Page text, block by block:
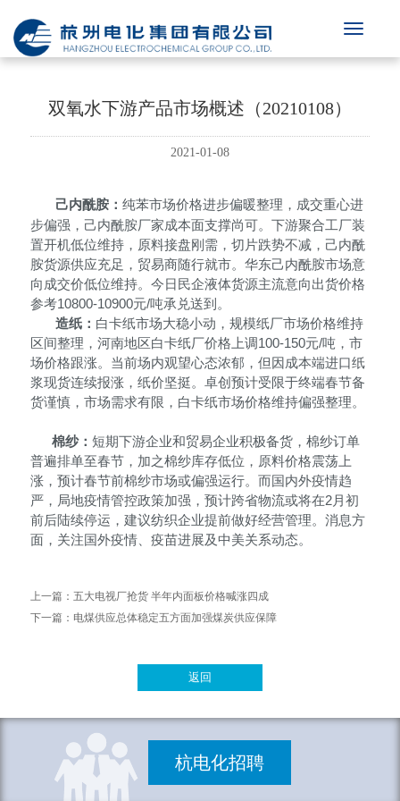
双氧水下游产品市场概述（20210108）
2021-01-08
己内酰胺： 纯苯市场价格进步偏暖整理，成交重心进
步偏强，己内酰胺厂家成本面支撑尚可。下游聚合工厂装
置开机低位维持，原料接盘刚需，切片跌势不减，己内酰
胺货源供应充足，贸易商随行就市。华东己内酰胺市场意
向成交价低位维持。今日民企液体货源主流意向出货价格
参考10800-10900元/吨承兑送到。
造纸： 白卡纸市场大稳小动，规模纸厂市场价格维持
区间整理，河南地区白卡纸厂价格上调100-150元/吨，市
场价格跟涨。当前场内观望心态浓郁，但因成本端进口纸
浆现货连续报涨，纸价坚挺。卓创预计受限于终端春节备
货谨慎，市场需求有限，白卡纸市场价格维持偏强整理。
棉纱： 短期下游企业和贸易企业积极备货，棉纱订单
普遍排单至春节，加之棉纱库存低位，原料价格震荡上
涨，预计春节前棉纱市场或偏强运行。而国内外疫情趋
严，局地疫情管控政策加强，预计跨省物流或将在2月初
前后陆续停运，建议纺织企业提前做好经营管理。消息方
面，关注国外疫情、疫苗进展及中美关系动态。
上一篇： 五大电视厂抢货 半年内面板价格喊涨四成
下一篇： 电煤供应总体稳定五方面加强煤炭供应保障
返回
杭电化招聘